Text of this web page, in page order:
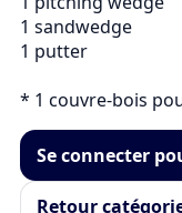
1 sandwedge
1 putter
Se connecter
Retour